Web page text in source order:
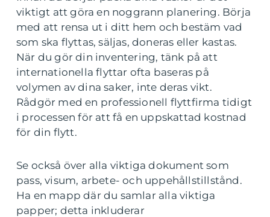
viktigt att göra en noggrann planering. Börja
med att rensa ut i ditt hem och bestäm vad
som ska flyttas, säljas, doneras eller kastas.
När du gör din inventering, tänk på att
internationella flyttar ofta baseras på
volymen av dina saker, inte deras vikt.
Rådgör med en professionell flyttfirma tidigt
i processen för att få en uppskattad kostnad
för din flytt.
Se också över alla viktiga dokument som
pass, visum, arbete- och uppehållstillstånd.
Ha en mapp där du samlar alla viktiga
papper; detta inkluderar